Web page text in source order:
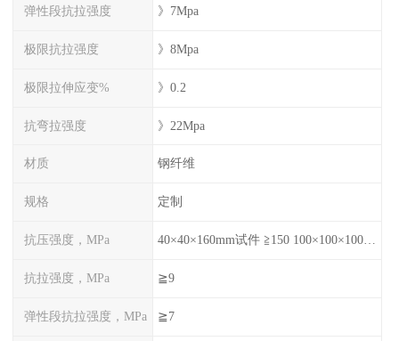
弹性段抗拉强度 》7Mpa
极限抗拉强度 》8Mpa
极限拉伸应变% 》0.2
抗弯拉强度 》22Mpa
材质 钢纤维
规格 定制
抗压强度，MPa 40×40×160mm试件 ≧150 100×100×100mm试件≧120
抗拉强度，MPa ≧9
弹性段抗拉强度，MPa ≧7